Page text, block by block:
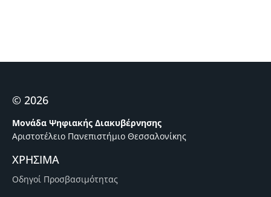
© 2026
Μονάδα Ψηφιακής Διακυβέρνησης
Αριστοτέλειο Πανεπιστήμιο Θεσσαλονίκης
ΧΡΗΣΙΜΑ
Οδηγοί Προσβασιμότητας